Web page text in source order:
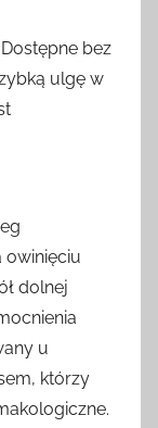
Dostępne bez
ulgę w
owinięciu
dolnej
u
którzy